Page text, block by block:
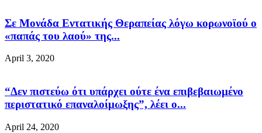
Σε Μονάδα Εντατικής Θεραπείας λόγω κορωνοϊού ο
«παπάς του λαού» της...
April 3, 2020
“Δεν πιστεύω ότι υπάρχει ούτε ένα επιβεβαιωμένο
περιστατικό επαναλοίμωξης”, λέει ο...
April 24, 2020